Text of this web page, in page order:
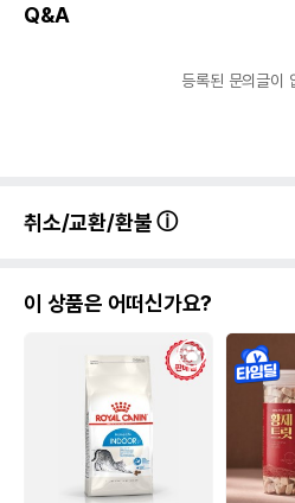
Q&A
등록된 문의글이
취소/교환/환불
이 상품은 어떠신가요?